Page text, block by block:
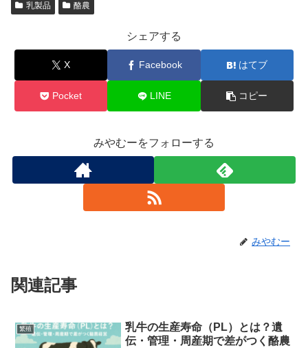
乳製品 酪農
シェアする
X Facebook はてブ
Pocket LINE コピー
みやむーをフォローする
みやむー
関連記事
繁殖
乳牛の生産寿命（PL）とは？遺
伝・管理・周産期で差がつく酪農